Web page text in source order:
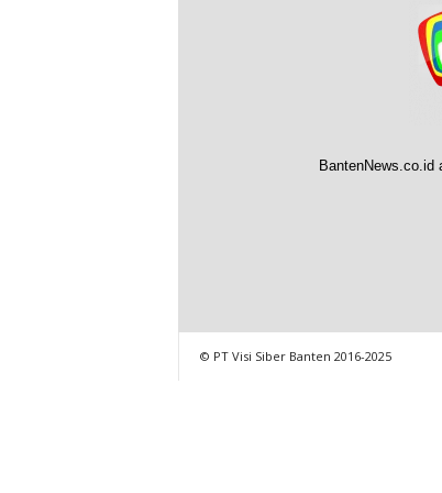
BantenNews.co.id
© PT Visi Siber Banten 2016-2025